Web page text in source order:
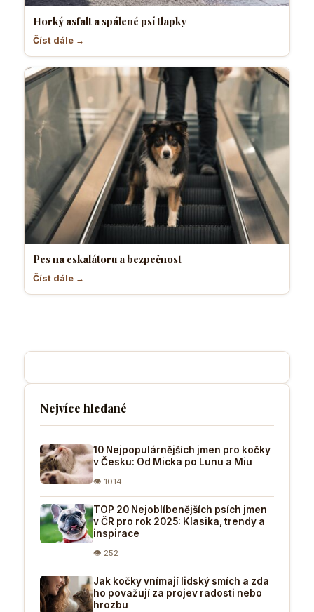
Horký asfalt a spálené psí tlapky
Číst dále →
Pes na eskalátoru a bezpečnost
Číst dále →
Nejvíce hledané
10 Nejpopulárnějších jmen pro kočky
v Česku: Od Micka po Lunu a Miu
👁 1014
TOP 20 Nejoblíbenějších psích jmen
v ČR pro rok 2025: Klasika, trendy a
inspirace
👁 252
Jak kočky vnímají lidský smích a zda
ho považují za projev radosti nebo
hrozbu